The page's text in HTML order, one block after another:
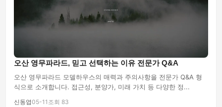
오산 영무파라드, 믿고 선택하는 이유 전문가 Q&A
오산 영무파라드 모델하우스의 매력과 주의사항을 전문가 Q&A 형
식으로 소개합니다. 접근성, 분양가, 미래 가치 등 다양한 정...
신동엽05-11 조회 83